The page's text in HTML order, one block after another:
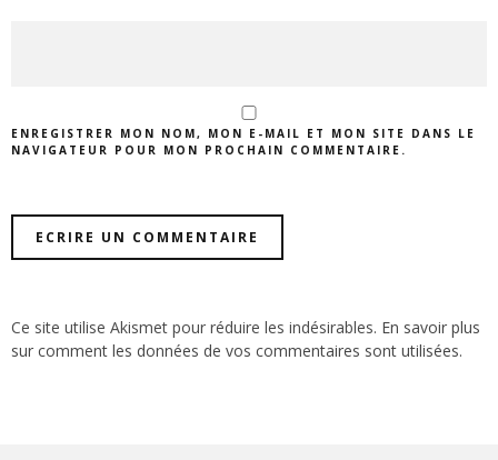
ENREGISTRER MON NOM, MON E-MAIL ET MON SITE DANS LE
NAVIGATEUR POUR MON PROCHAIN COMMENTAIRE.
Ce site utilise Akismet pour réduire les indésirables. En savoir plus
sur comment les données de vos commentaires sont utilisées.